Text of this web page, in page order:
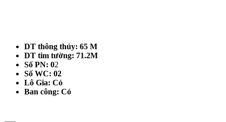
DT thông thủy: 65 M
DT tim tường: 71.2M
Số PN: 02
Số WC: 02
Lô Gia: Có
Ban công: Có